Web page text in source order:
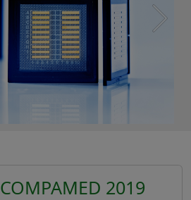
COMPAMED 2019